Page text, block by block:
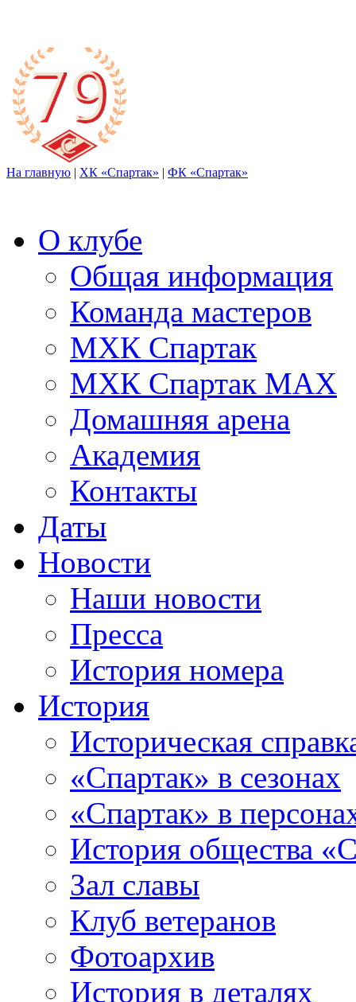
На главную | ХК «Спартак» | ФК «Спартак»
О клубе
Общая информация
Команда мастеров
МХК Спартак
МХК Спартак МАХ
Домашняя арена
Академия
Контакты
Даты
Новости
Наши новости
Пресса
История номера
История
Историческая
«Спартак» в сезонах
«Спартак» в
История общества
Зал славы
Клуб ветеранов
Фотоархив
История в деталях